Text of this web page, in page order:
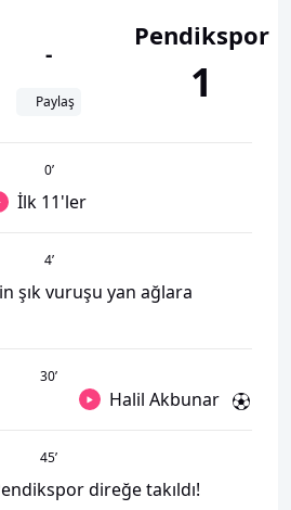
-
Paylaş
Pendikspor
1
0’
İlk 11'ler
4’
şık vuruşu yan ağlara
30’
Halil Akbunar
45’
direğe takıldı!